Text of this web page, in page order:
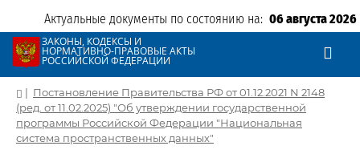
Актуальные документы по состоянию на: 06 августа 2026
ЗАКОНЫ, КОДЕКСЫ И
НОРМАТИВНО-ПРАВОВЫЕ АКТЫ
РОССИЙСКОЙ ФЕДЕРАЦИИ
| Постановление Правительства РФ от 01.12.2021 N 2148
(ред. от 11.02.2025) "Об утверждении государственной
программы Российской Федерации "Национальная
система пространственных данных"